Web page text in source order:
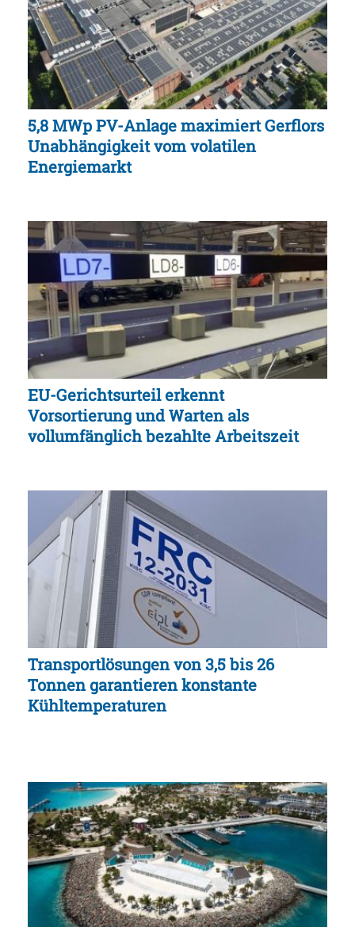
5,8 MWp PV-Anlage maximiert Gerflors
Unabhängigkeit vom volatilen
Energiemarkt
EU-Gerichtsurteil erkennt
Vorsortierung und Warten als
vollumfänglich bezahlte Arbeitszeit
Transportlösungen von 3,5 bis 26
Tonnen garantieren konstante
Kühltemperaturen